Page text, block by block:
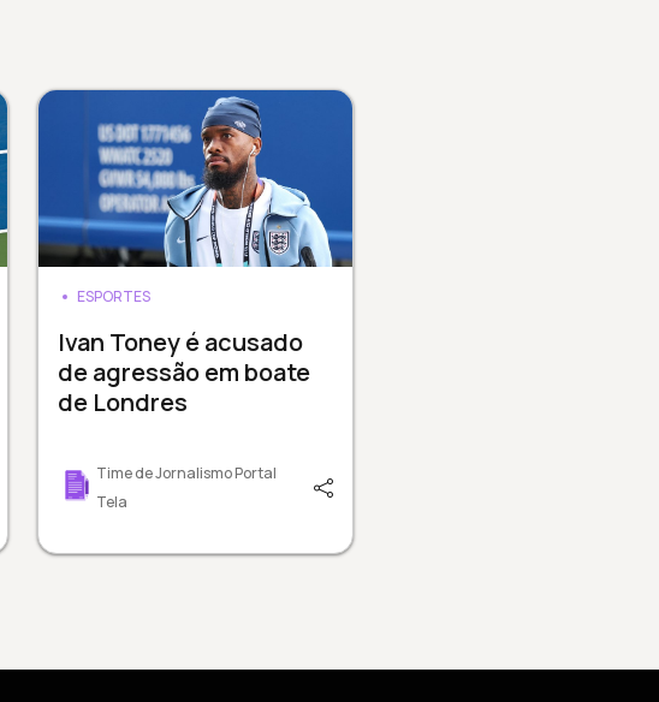
ESPORTES
Ivan Toney é acusado
de agressão em boate
de Londres
Time de Jornalismo Portal
Tela